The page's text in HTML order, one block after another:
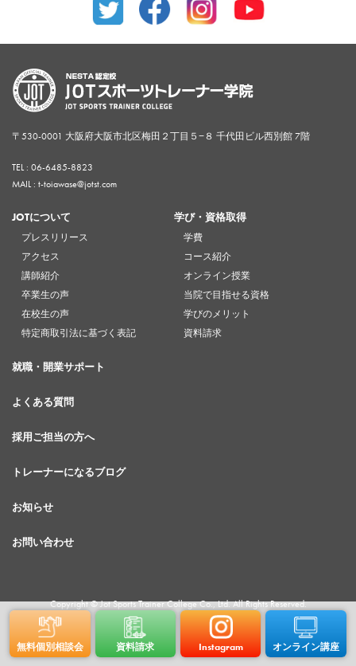
無料個別相談会 資料請求 Instagram オンライン講座
〒530-0001 大阪府大阪市北区梅田２丁目５−８ 千代田ビル西別館 7階
TEL : 06-6485-8823
MAIL : t-toiawase@jotst.com
JOTについて
プレスリリース
アクセス
講師紹介
卒業生の声
在校生の声
特定商取引法に基づく表記
学び・資格取得
学費
コース紹介
オンライン授業
当院で目指せる資格
学びのメリット
資料請求
就職・開業サポート
よくある質問
採用ご担当の方へ
トレーナーになるブログ
お知らせ
お問い合わせ
Copyright © Jot Sports Trainer College Co., Ltd. All Rights Reserved.